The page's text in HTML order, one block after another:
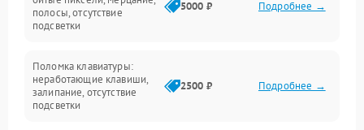
Электрические и системные сбои
Интерфейсные проблемы
Батарея
полосы, отсутствие
подсветки
5000 ₽ Подробнее →
Поломка клавиатуры:
неработающие клавиши,
залипание, отсутствие
подсветки
2500 ₽ Подробнее →